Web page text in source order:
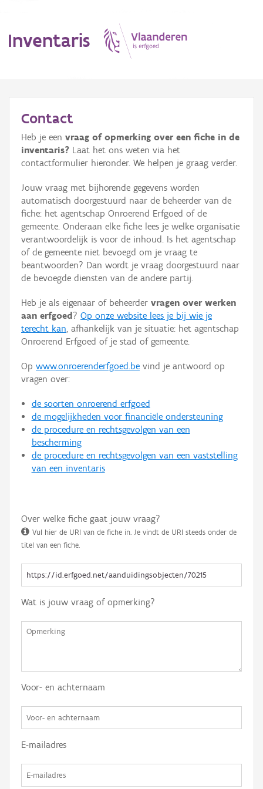
Inventaris
Erfgoedobject
Aanduidingsobject
Waarneming
Thema
Gebeurtenis
Persoon of collectief
Hergebruik
Aanmelden
Contact
Heb je een vraag of opmerking over een fiche in de
inventaris? Laat het ons weten via het
contactformulier hieronder. We helpen je graag verder.
Jouw vraag met bijhorende gegevens worden
automatisch doorgestuurd naar de beheerder van de
fiche: het agentschap Onroerend Erfgoed of de
gemeente. Onderaan elke fiche lees je welke organisatie
verantwoordelijk is voor de inhoud. Is het agentschap
of de gemeente niet bevoegd om je vraag te
beantwoorden? Dan wordt je vraag doorgestuurd naar
de bevoegde diensten van de andere partij.
Heb je als eigenaar of beheerder vragen over werken
aan erfgoed ? Op onze website lees je bij wie je
terecht kan, afhankelijk van je situatie: het agentschap
Onroerend Erfgoed of je stad of gemeente.
Op www.onroerenderfgoed.be vind je antwoord op
vragen over:
de soorten onroerend erfgoed
de mogelijkheden voor financiële ondersteuning
de procedure en rechtsgevolgen van een
bescherming
de procedure en rechtsgevolgen van een vaststelling
van een inventaris
Over welke fiche gaat jouw vraag?
Vul hier de URI van de fiche in. Je vindt de URI steeds onder de
titel van een fiche.
Wat is jouw vraag of opmerking?
Voor- en achternaam
E-mailadres